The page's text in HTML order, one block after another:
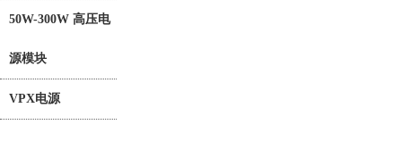
50W-300W 高压电
源模块
VPX电源